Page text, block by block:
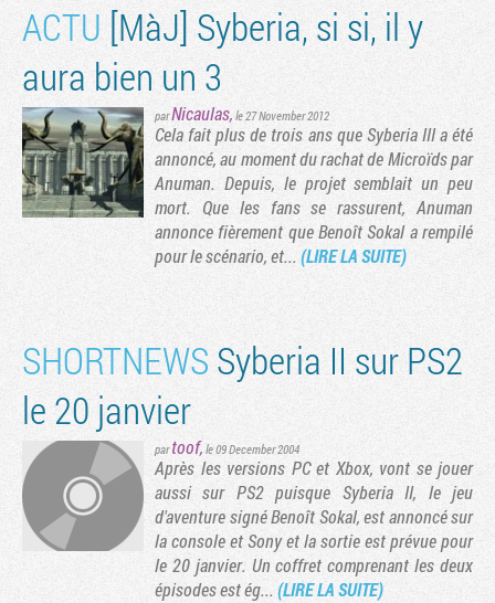
ACTU [MàJ] Syberia, si si, il y
aura bien un 3
parNicaulas, le 27 November 2012
Cela fait plus de trois ans que Syberia III a été
annoncé, au moment du rachat de Microïds par
Anuman. Depuis, le projet semblait un peu
mort. Que les fans se rassurent, Anuman
annonce fièrement que Benoît Sokal a rempilé
pour le scénario, et... (LIRE LA SUITE)
SHORTNEWS Syberia II sur PS2
le 20 janvier
partoof, le 09 December 2004
Après les versions PC et Xbox, vont se jouer
aussi sur PS2 puisque Syberia II, le jeu
d'aventure signé Benoît Sokal, est annoncé sur
la console et Sony et la sortie est prévue pour
le 20 janvier. Un coffret comprenant les deux
épisodes est ég...(LIRE LA SUITE)